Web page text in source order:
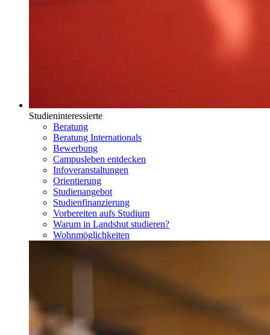
Studieninteressierte
Beratung
Beratung Internationals
Bewerbung
Campusleben entdecken
Infoveranstaltungen
Orientierung
Studienangebot
Studienfinanzierung
Vorbereiten aufs Studium
Warum in Landshut studieren?
Wohnmöglichkeiten